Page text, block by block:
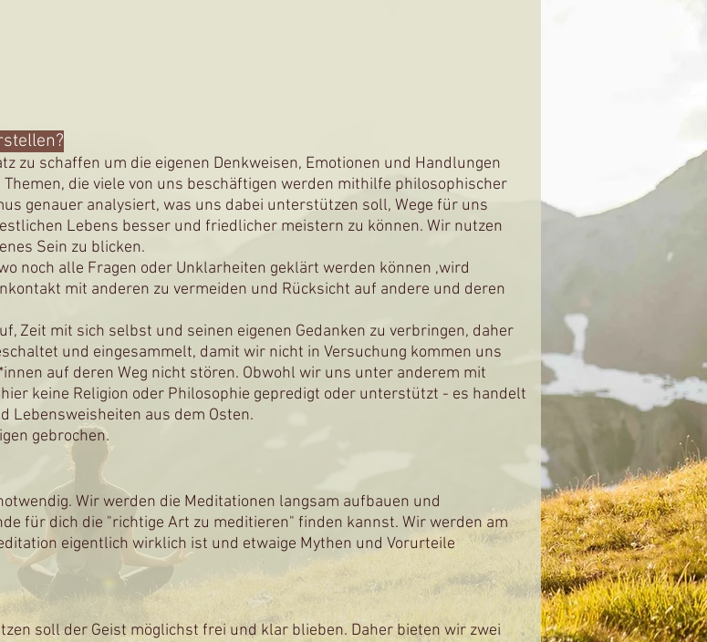
zu schaffen um die eigenen Denkweisen, Emotionen und Handlungen
die viele von uns beschäftigen werden mithilfe philosophischer
genauer analysiert, was uns dabei unterstützen soll, Wege für uns
Lebens besser und friedlicher meistern zu können. Wir nutzen
Sein zu blicken.
noch alle Fragen oder Unklarheiten geklärt werden können ,wird
mit anderen zu vermeiden und Rücksicht auf andere und deren
Zeit mit sich selbst und seinen eigenen Gedanken zu verbringen, daher
und eingesammelt, damit wir nicht in Versuchung kommen uns
auf deren Weg nicht stören. Obwohl wir uns unter anderem mit
keine Religion oder Philosophie gepredigt oder unterstützt - es handelt
Lebensweisheiten aus dem Osten.
gebrochen.
Wir werden die Meditationen langsam aufbauen und
für dich die "richtige Art zu meditieren" finden kannst. Wir werden am
eigentlich wirklich ist und etwaige Mythen und Vorurteile
soll der Geist möglichst frei und klar blieben. Daher bieten wir zwei